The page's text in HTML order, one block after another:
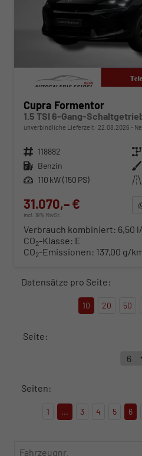
Cupra Formentor
1.5 TSI 6-Gang-
unverbindliche Lieferzeit: 22.08.2026
Fahrzeugnr. 118882 Getriebe
Kraftstoff Benzin Außenfarbe
Leistung 110 kW (150 PS) Kilometerstand
31.070,– €
incl. 19% MwSt.
Verbrauch kombiniert: 6,50
CO2-Klasse: E
CO2-Emissionen: 137,00 g/
Datensätze pro Seite:
10 20 50
Seite:
Seiten:
1 ... 3 4 5 6
Fahrzeugnr.